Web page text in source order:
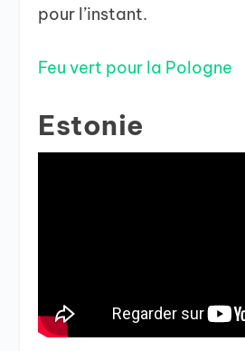
pour l’instant.
Feu vert pour la Pologne
Estonie